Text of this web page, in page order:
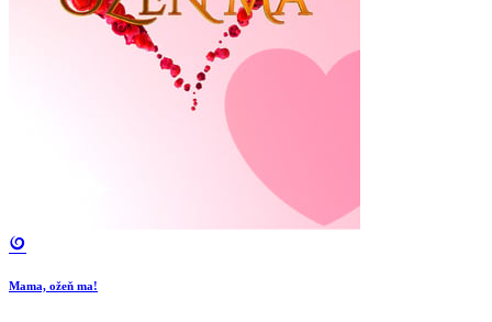
Mama, ožeň ma!